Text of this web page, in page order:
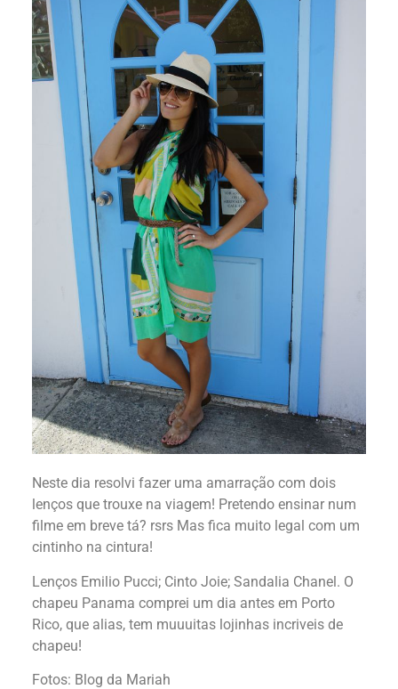
Neste dia resolvi fazer uma amarração com dois
lenços que trouxe na viagem! Pretendo ensinar num
filme em breve tá? rsrs Mas fica muito legal com um
cintinho na cintura!
Lenços Emilio Pucci; Cinto Joie; Sandalia Chanel. O
chapeu Panama comprei um dia antes em Porto
Rico, que alias, tem muuuitas lojinhas incriveis de
chapeu!
Fotos: Blog da Mariah